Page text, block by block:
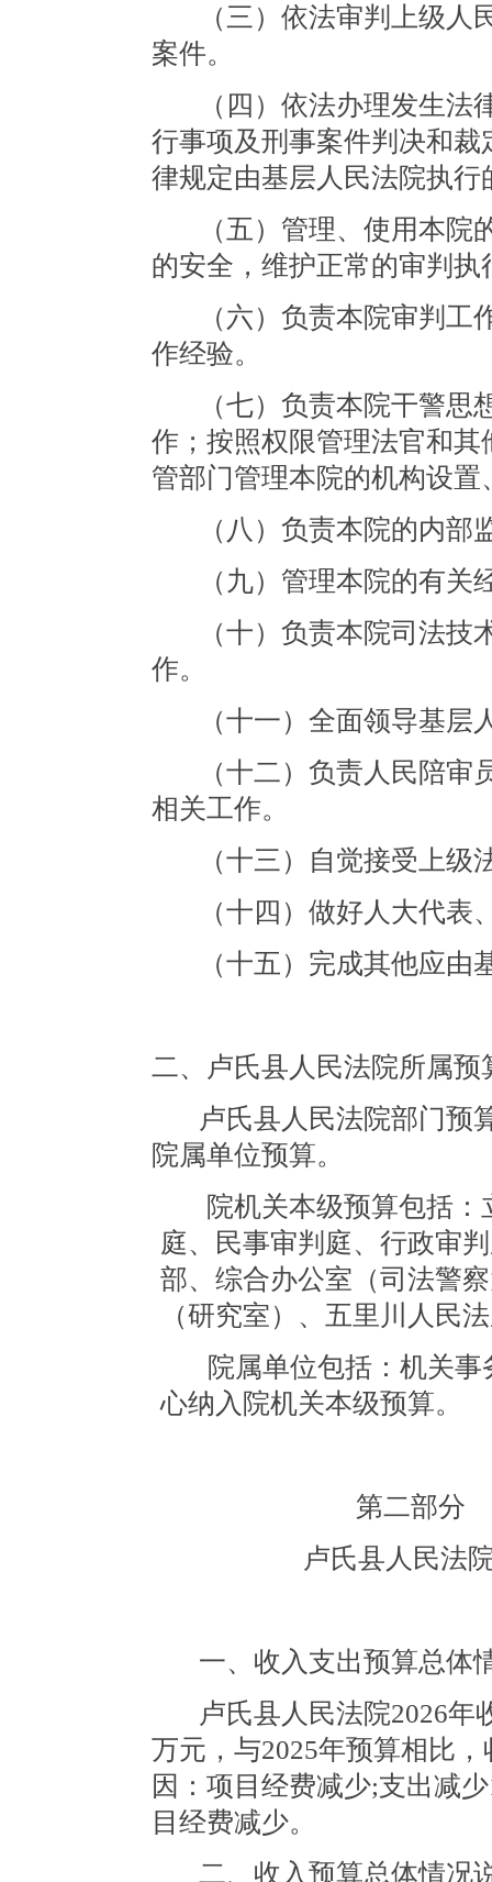
（三）依法审判上级
案件。
（四）依法办理发生
行事项及刑事案件判决和
律规定由基层人民法院执
（五）管理、使用本
的安全，维护正常的审判执
（六）负责本院审判
作经验。
（七）负责本院干警
作；按照权限管理法官和
管部门管理本院的机构设置
（八）负责本院的内
（九）管理本院的有关
（十）负责本院司法
作。
（十一）全面领导基层
（十二）负责人民陪
相关工作。
（十三）自觉接受上
（十四）做好人大代
（十五）完成其他应
二、卢氏县人民法院所属预
卢氏县人民法院部门预
院属单位预算。
院机关本级预算包括
庭、民事审判庭、行政审
部、综合办公室（司法警
（研究室）、五里川人民
院属单位包括：机关
心纳入院机关本级预算。
第二部分
卢氏县人民法
一、收入支出预算总体
卢氏县人民法院2026年
万元，与2025年预算相比
因：项目经费减少;支出减
目经费减少。
二、收入预算总体情况